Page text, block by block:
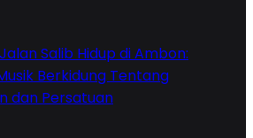
Salib Hidup di Ambon:
Berkidung Tentang
dan Persatuan